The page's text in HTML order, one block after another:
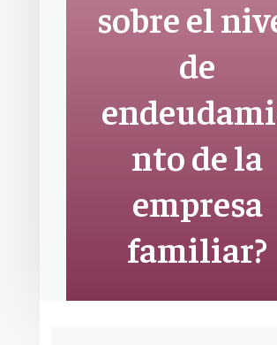
sobre el
de
nto de la
empresa
familiar?